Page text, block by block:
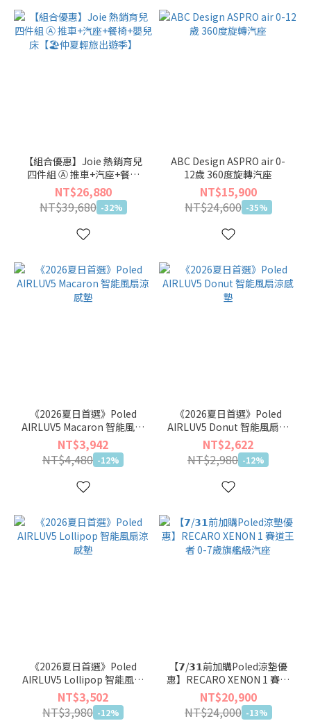
【組合優惠】Joie 熱銷育兒
四件組 Ⓐ 推車+汽座+餐椅
+嬰兒床【🏖仲夏輕旅出遊
季】
NT$26,880
NT$39,680 -32%
ABC Design ASPRO air 0-
12歲 360度旋轉汽座
NT$15,900
NT$24,600 -35%
《2026夏日首選》Poled
AIRLUV5 Macaron 智能風扇
涼感墊
NT$3,942
NT$4,480 -12%
《2026夏日首選》Poled
AIRLUV5 Donut 智能風扇涼
感墊
NT$2,622
NT$2,980 -12%
《2026夏日首選》Poled
AIRLUV5 Lollipop 智能風扇
涼感墊
NT$3,502
NT$3,980 -12%
【𝟳/𝟯𝟭前加購Poled涼墊優
惠】RECARO XENON 1 賽道
王者 0-7歲旗艦級汽座
NT$20,900
NT$24,000 -13%